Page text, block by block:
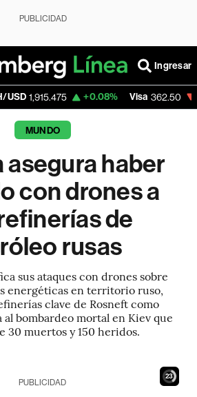
PUBLICIDAD
Ingresar
+0.08% Visa 362.50 -2.15%
MUNDO
asegura haber
con drones a
de
rusas
sus ataques con drones sobre
energéticas en territorio ruso,
clave de Rosneft como
bombardeo mortal en Kiev que
30 muertos y 150 heridos.
22
PUBLICIDAD